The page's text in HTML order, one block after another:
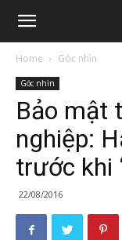
Appota
News
Home Góc nhìn
Góc nhìn
Bảo mật
nghiệp:
trước khi
22/08/2016